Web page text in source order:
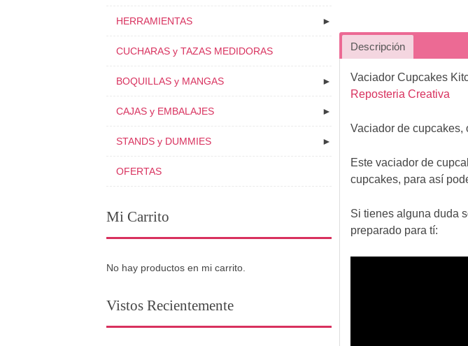
Descripción
Vaciador Cupcakes
Reposteria Creativa
Vaciador de cupcakes,
Este vaciador de
cupcakes, para así
Si tienes alguna duda
preparado para tí:
►
HERRAMIENTAS
CUCHARAS y TAZAS MEDIDORAS
►
BOQUILLAS y MANGAS
►
CAJAS y EMBALAJES
►
STANDS y DUMMIES
OFERTAS
Mi Carrito
No hay productos en mi carrito.
Vistos Recientemente